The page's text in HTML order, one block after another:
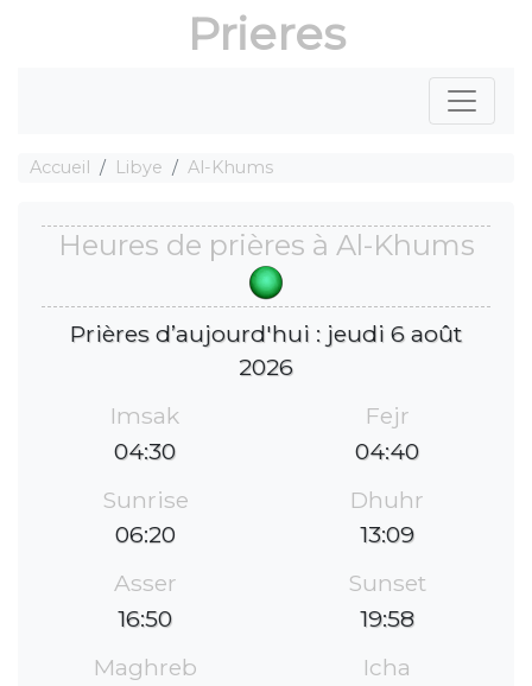
Prieres
Accueil Libye Al-Khums
Heures de prières à Al-Khums
Prières d’aujourd'hui : jeudi 6 août
2026
Imsak
04:30
Fejr
04:40
Sunrise
06:20
Dhuhr
13:09
Asser
16:50
Sunset
19:58
Maghreb
Icha